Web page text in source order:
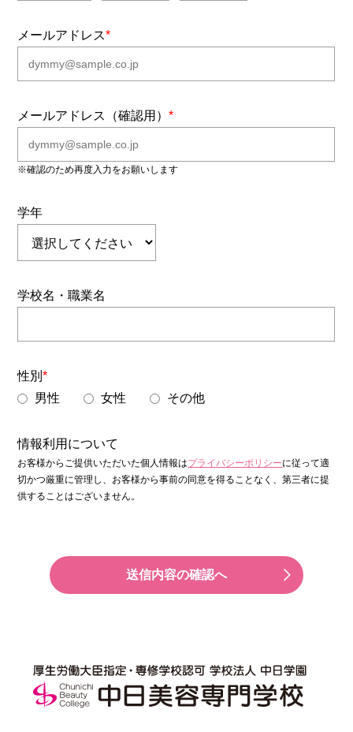
メールアドレス*
メールアドレス（確認用）*
※確認のため再度入力をお願いします
学年
学校名・職業名
性別*
男性
女性 その他
情報利用について
お客様からご提供いただいた個人情報はプライバシーポリシーに従って適
切かつ厳重に管理し、 お客様から事前の同意を得ることなく、第三者に提
供することはございません。